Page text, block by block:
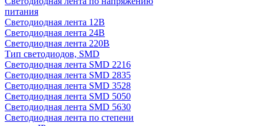
питания
Светодиодная лента 12В
Светодиодная лента 24В
Светодиодная лента 220В
Тип светодиодов, SMD
Cветодиодная лента SMD 2216
Светодиодная лента SMD 2835
Светодиодная лента SMD 3528
Светодиодная лента SMD 5050
Светодиодная лента SMD 5630
Светодиодная лента по степени